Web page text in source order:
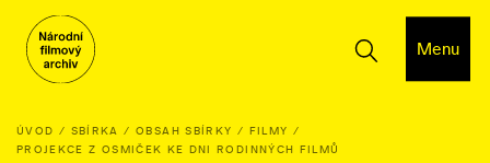
Menu
ÚVOD SBÍRKA OBSAH SBÍRKY
FILMY
PROJEKCE Z OSMIČEK KE DNI RODINNÝCH FILMŮ